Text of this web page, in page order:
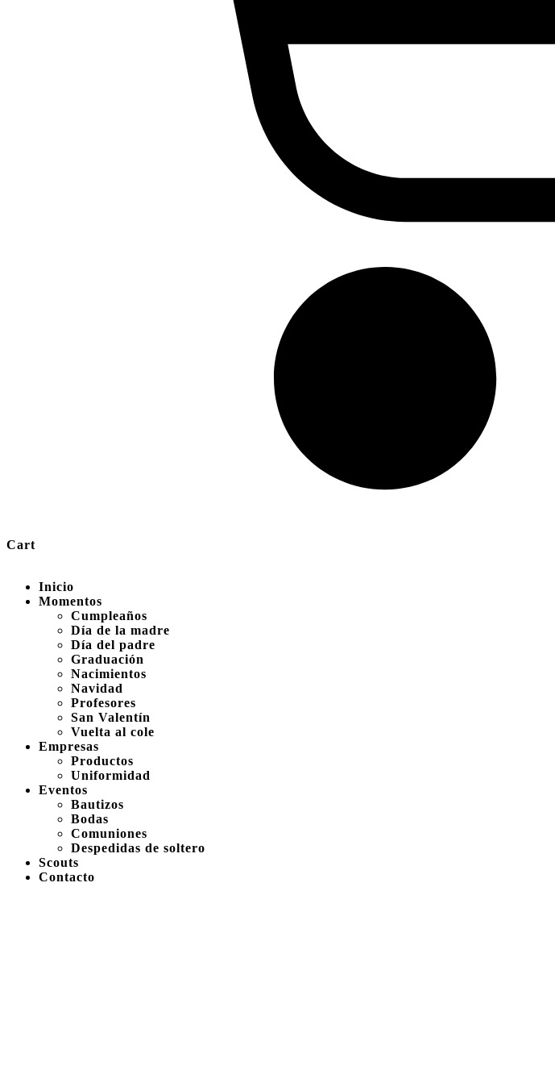
Cart
Inicio
Momentos
Cumpleaños
Día de la madre
Día del padre
Graduación
Nacimientos
Navidad
Profesores
San Valentín
Vuelta al cole
Empresas
Productos
Uniformidad
Eventos
Bautizos
Bodas
Comuniones
Despedidas de soltero
Scouts
Contacto